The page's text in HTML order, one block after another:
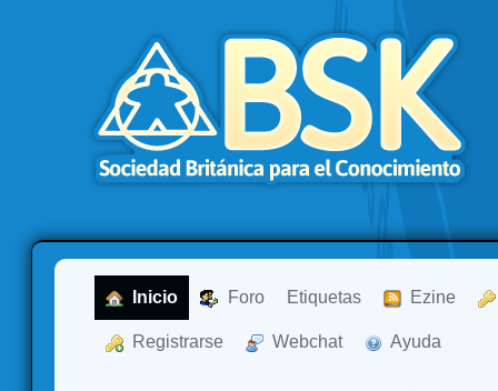
Inicio Foro Etiquetas Ezine
Registrarse Webchat Ayuda